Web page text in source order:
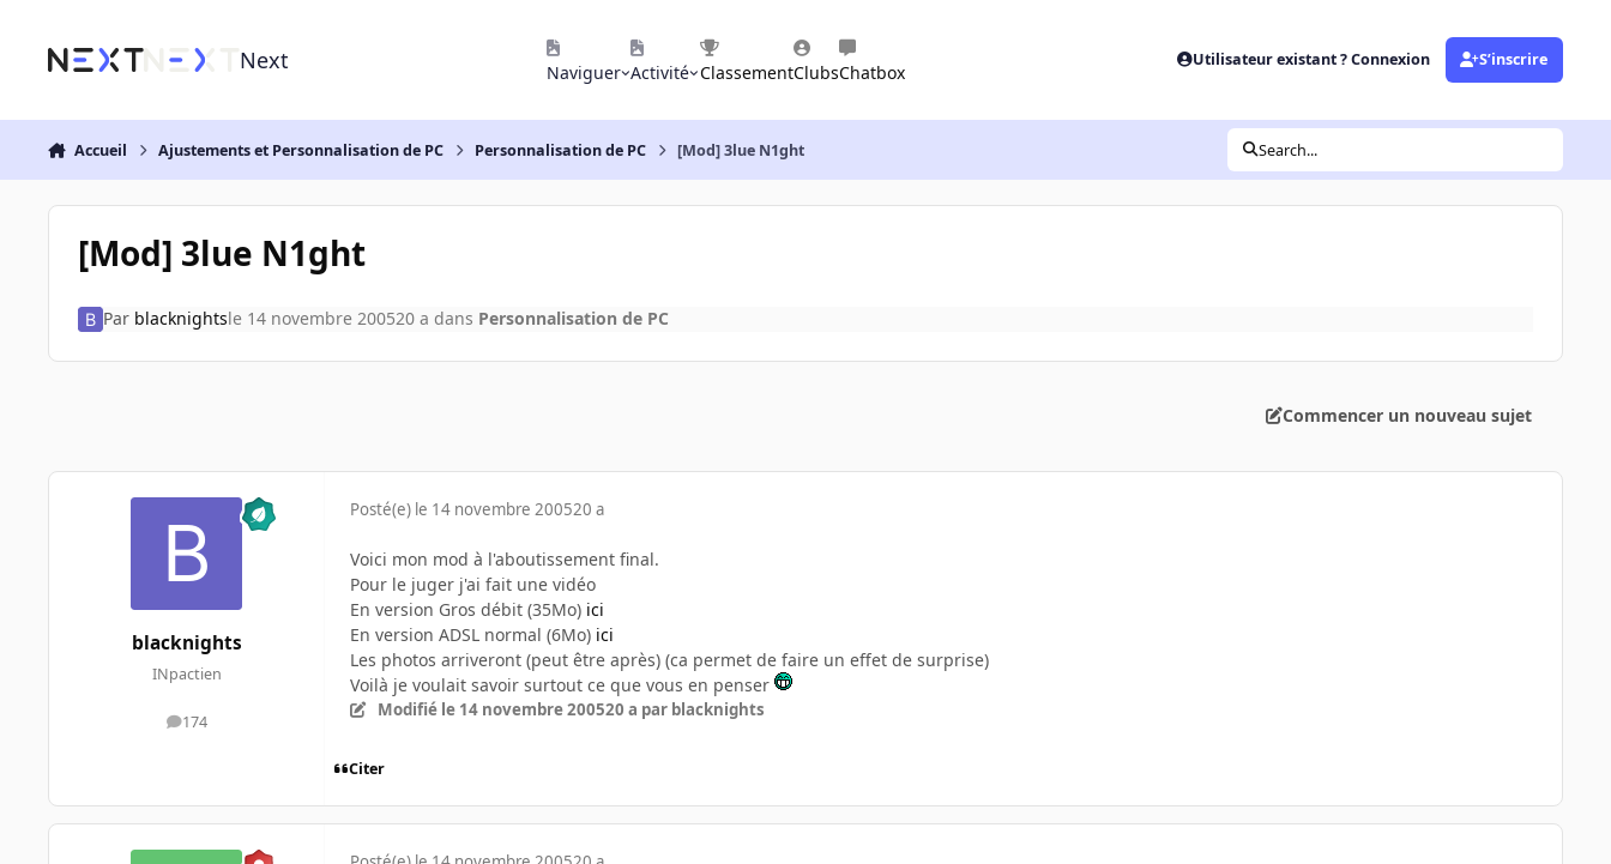
Next Naviguer Activité ClassementClubsChatbox
Utilisateur existant ? Connexion S’inscrire
Accueil Ajustements et Personnalisation de PC Personnalisation de PC [Mod] 3lue N1ght Search...
[Mod] 3lue N1ght
Par blacknightsle 14 novembre 200520 a dans Personnalisation de PC
Commencer un nouveau sujet
blacknights
INpactien
174
messages
Posté(e) le 14 novembre 200520 a
Voici mon mod à l'aboutissement final.
Pour le juger j'ai fait une vidéo
En version Gros débit (35Mo) ici
En version ADSL normal (6Mo) ici
Les photos arriveront (peut être après) (ca permet de faire un effet de surprise)
Voilà je voulait savoir surtout ce que vous en penser
Modifié le 14 novembre 200520 a par blacknights
Citer